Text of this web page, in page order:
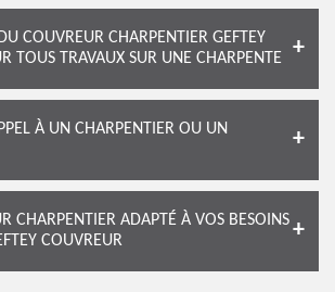
COUVREUR CHARPENTIER GEFTEY
TOUS TRAVAUX SUR UNE CHARPENTE
À UN CHARPENTIER OU UN
CHARPENTIER ADAPTÉ À VOS BESOINS
COUVREUR